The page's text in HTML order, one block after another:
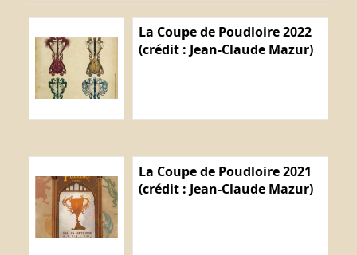
La Coupe de Poudloire 2022
(crédit : Jean-Claude Mazur)
La Coupe de Poudloire 2021
(crédit : Jean-Claude Mazur)